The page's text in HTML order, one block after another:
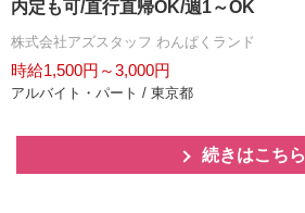
内定も可/直行直帰OK/週1～OK
株式会社アズスタッフ わんぱくランド
時給1,500円～3,000円
アルバイト・パート / 東京都
続きはこちら